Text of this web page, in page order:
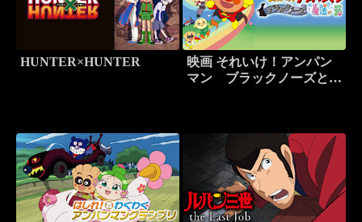
HUNTER×HUNTER
映画 それいけ！アンパン
マン ブラックノーズと魔